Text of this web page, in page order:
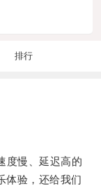
排行
慢、延迟高的
体验，还给我们